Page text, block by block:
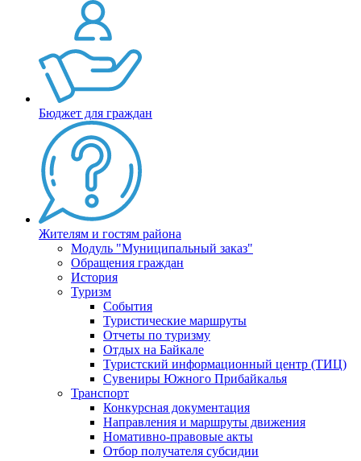
Бюджет для граждан
Жителям и гостям района
Модуль "Муниципальный заказ"
Обращения граждан
История
Туризм
События
Туристические маршруты
Отчеты по туризму
Отдых на Байкале
Туристский информационный центр (ТИЦ)
Сувениры Южного Прибайкалья
Транспорт
Конкурсная документация
Направления и маршруты движения
Номативно-правовые акты
Отбор получателя субсидии